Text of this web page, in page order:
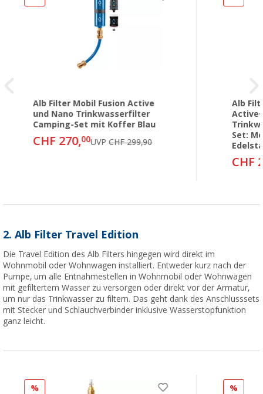
Alb Filter Mobil Fusion Active
und Nano Trinkwasserfilter
Camping-Set mit Koffer Blau
CHF 270,00UVPCHF 299,90
Alb
Set:
CHF
2. Alb Filter Travel Edition
Die Travel Edition des Alb Filters hingegen wird direkt im
Wohnmobil oder Wohnwagen installiert. Entweder kurz nach der
Pumpe, um alle Entnahmestellen in Wohnmobil oder Wohnwagen
mit gefiltertem Wasser zu versorgen oder direkt vor der Armatur,
um nur das Trinkwasser zu filtern. Das geht dank des Anschlusssets
mit Stecker und Schlauchverbinder inklusive Wasserstopfunktion
ganz leicht.
% %